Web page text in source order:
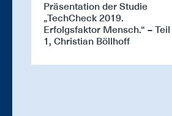
Präsentation der Studie
„TechCheck 2019.
Erfolgsfaktor Mensch.“ – Teil
1, Christian Böllhoff